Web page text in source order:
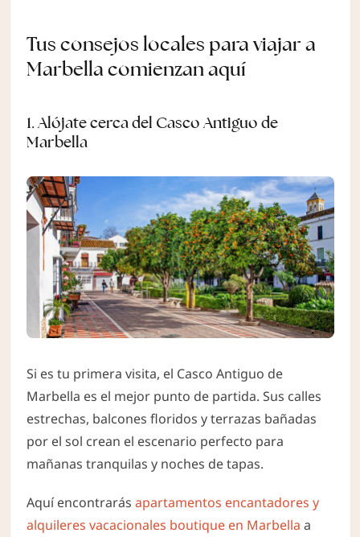
Tus consejos locales para viajar a
Marbella comienzan aquí
1. Alójate cerca del Casco Antiguo de
Marbella
Si es tu primera visita, el Casco Antiguo de
Marbella es el mejor punto de partida. Sus calles
estrechas, balcones floridos y terrazas bañadas
por el sol crean el escenario perfecto para
mañanas tranquilas y noches de tapas.
Aquí encontrarás apartamentos encantadores y
alquileres vacacionales boutique en Marbella a